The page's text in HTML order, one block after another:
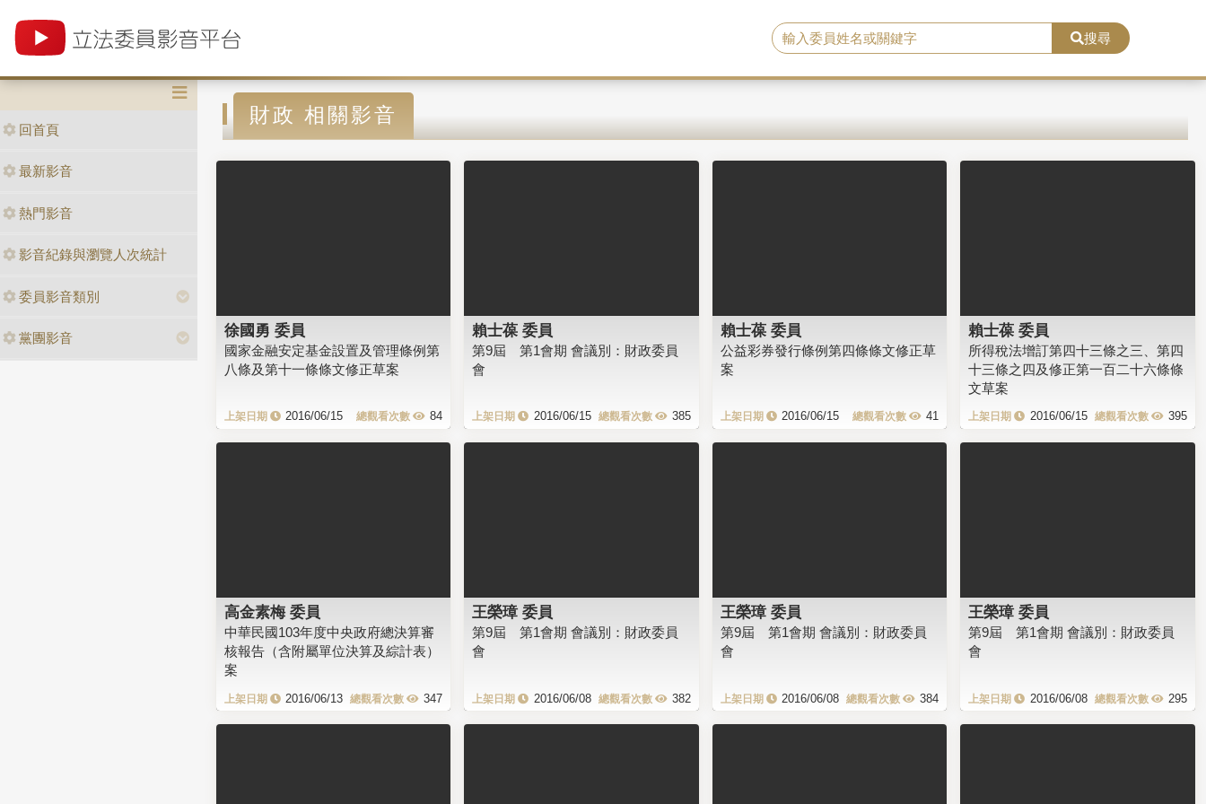
搜尋
回首頁
最新影音
熱門影音
影音紀錄與瀏覽人次統計
委員影音類別
黨團影音
財政 相關影音
徐國勇 委員
國家金融安定基金設置及管理條例第
八條及第十一條條文修正草案
2016/06/15 84
賴士葆 委員
第9屆 第1會期 會議別：財政委員
會
2016/06/15 385
賴士葆 委員
公益彩券發行條例第四條條文修正草
案
2016/06/15 41
賴士葆 委員
所得稅法增訂第四十三條之三、第四
十三條之四及修正第一百二十六條條
文草案
2016/06/15 395
高金素梅 委員
中華民國103年度中央政府總決算審
核報告（含附屬單位決算及綜計表）
案
2016/06/13 347
王榮璋 委員
第9屆 第1會期 會議別：財政委員
會
2016/06/08 382
王榮璋 委員
第9屆 第1會期 會議別：財政委員
會
2016/06/08 384
王榮璋 委員
第9屆 第1會期 會議別：財政委員
會
2016/06/08 295